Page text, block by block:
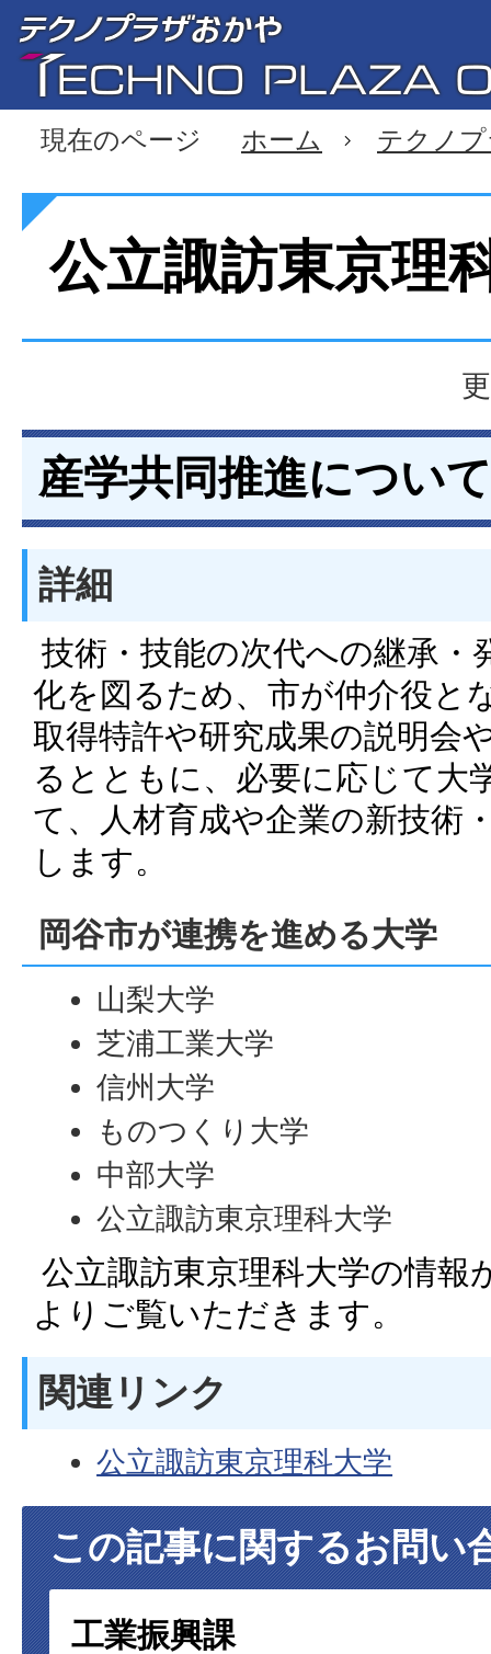
現在のページ ホーム テクノ
公立諏訪東京理
産学共同推進について
詳細
技術・技能の次代への継承・
化を図るため、市が仲介役と
取得特許や研究成果の説明会
るとともに、必要に応じて大
て、人材育成や企業の新技術
します。
岡谷市が連携を進める大学
山梨大学
芝浦工業大学
信州大学
ものつくり大学
中部大学
公立諏訪東京理科大学
公立諏訪東京理科大学の情報
よりご覧いただきます。
関連リンク
公立諏訪東京理科大学
この記事に関するお問い
工業振興課